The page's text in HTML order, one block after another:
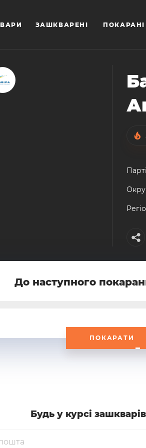
ЗАШКВАРЕНІ ПОКАРАНІ
До наступного
ПОКАРАТИ
Будь у курсi